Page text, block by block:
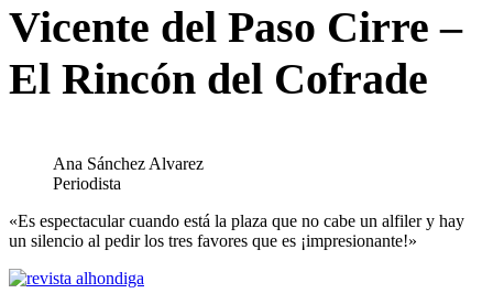
Vicente del Paso Cirre –
El Rincón del Cofrade
Ana Sánchez Alvarez
Periodista
«Es espectacular cuando está la plaza que no cabe un alfiler y hay
un silencio al pedir los tres favores que es ¡impresionante!»